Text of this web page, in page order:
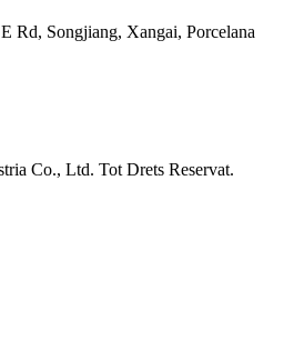
Rd, Songjiang, Xangai, Porcelana
Co., Ltd. Tot Drets Reservat.